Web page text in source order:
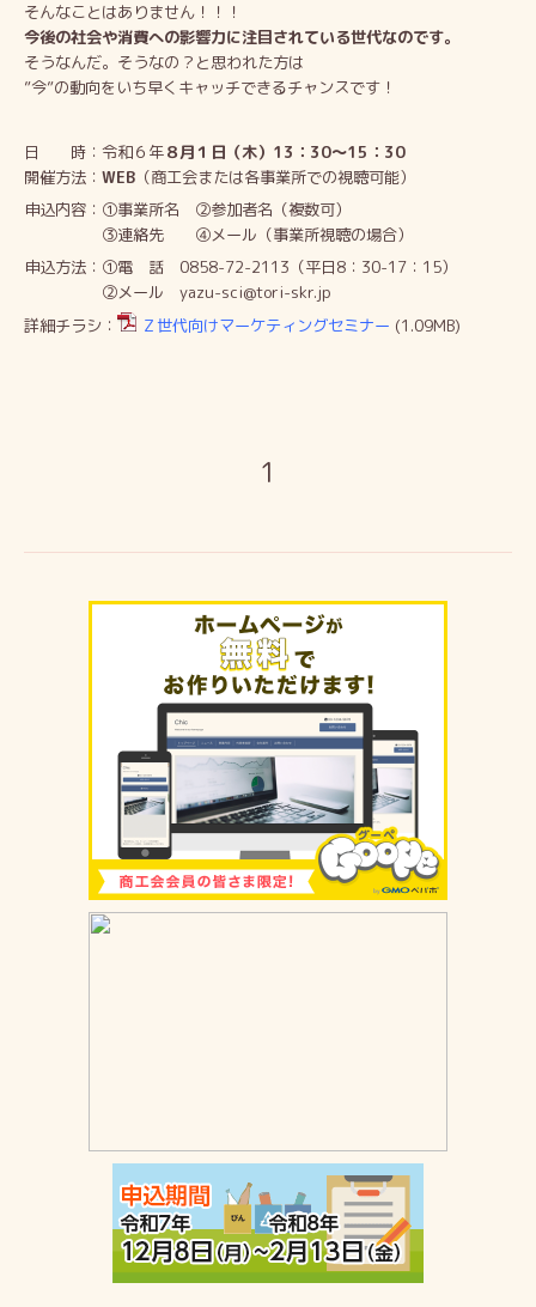
そんなことはありません！！！
今後の社会や消費への影響力に注目されている世代なのです。
そうなんだ。そうなの？と思われた方は
”今”の動向をいち早くキャッチできるチャンスです！
日 時：令和６年８月１日（木）13：30～15：30
開催方法： WEB （商工会または各事業所での視聴可能）
申込内容：①事業所名 ②参加者名（複数可）
③連絡先 ④メール（事業所視聴の場合）
申込方法：①電 話 0858-72-2113（平日8：30-17：15）
②メール yazu-sci@tori-skr.jp
詳細チラシ：
Ｚ世代向けマーケティングセミナー (1.09MB)
1